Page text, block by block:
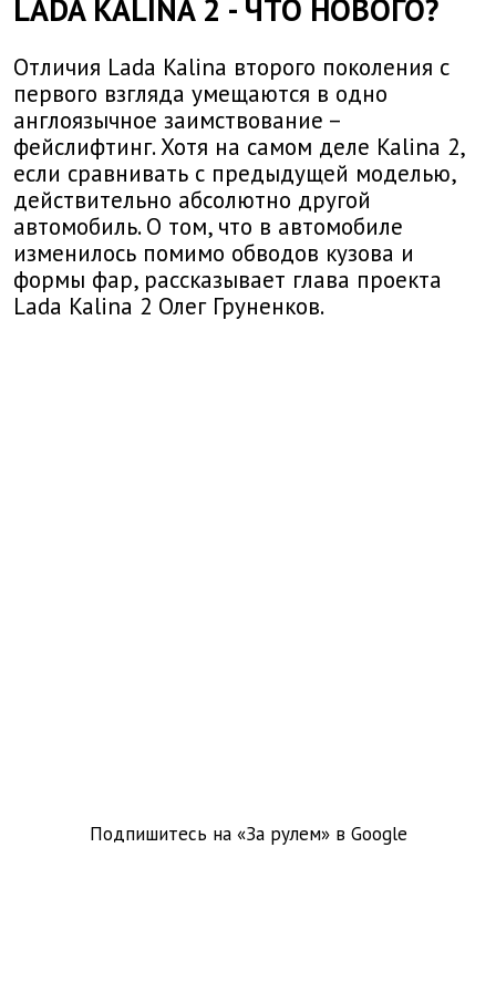
LADA KALINA 2 - ЧТО НОВОГО?
Отличия Lada Kalina второго поколения с
первого взгляда умещаются в одно
англоязычное заимствование –
фейслифтинг. Хотя на самом деле Kalina 2,
если сравнивать с предыдущей моделью,
действительно абсолютно другой
автомобиль. О том, что в автомобиле
изменилось помимо обводов кузова и
формы фар, рассказывает глава проекта
Lada Kalina 2 Олег Груненков.
Подпишитесь на «За рулем» в Google